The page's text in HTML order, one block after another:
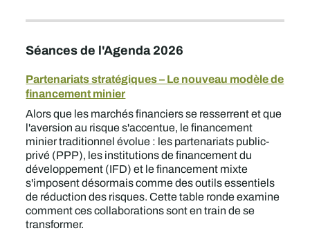
Séances de l'Agenda 2026
Partenariats stratégiques – Le nouveau modèle de
financement minier
Alors que les marchés financiers se resserrent et que
l'aversion au risque s'accentue, le financement
minier traditionnel évolue : les partenariats public-
privé (PPP), les institutions de financement du
développement (IFD) et le financement mixte
s'imposent désormais comme des outils essentiels
de réduction des risques. Cette table ronde examine
comment ces collaborations sont en train de se
transformer.